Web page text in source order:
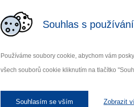
Souhlas s
Používáme soubory cookie, abychom vám
všech souborů cookie kliknutím na tlačítko
Souhlasím se vším Zobrazit
Záleží nám na